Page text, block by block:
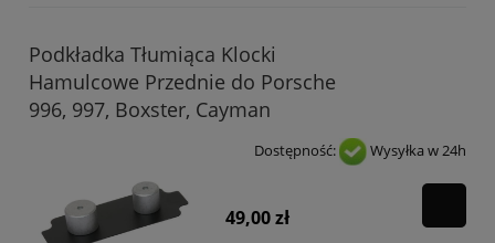
Podkładka Tłumiąca Klocki
Hamulcowe Przednie do Porsche
996, 997, Boxster, Cayman
Dostępność: Wysyłka w 24h
49,00 zł